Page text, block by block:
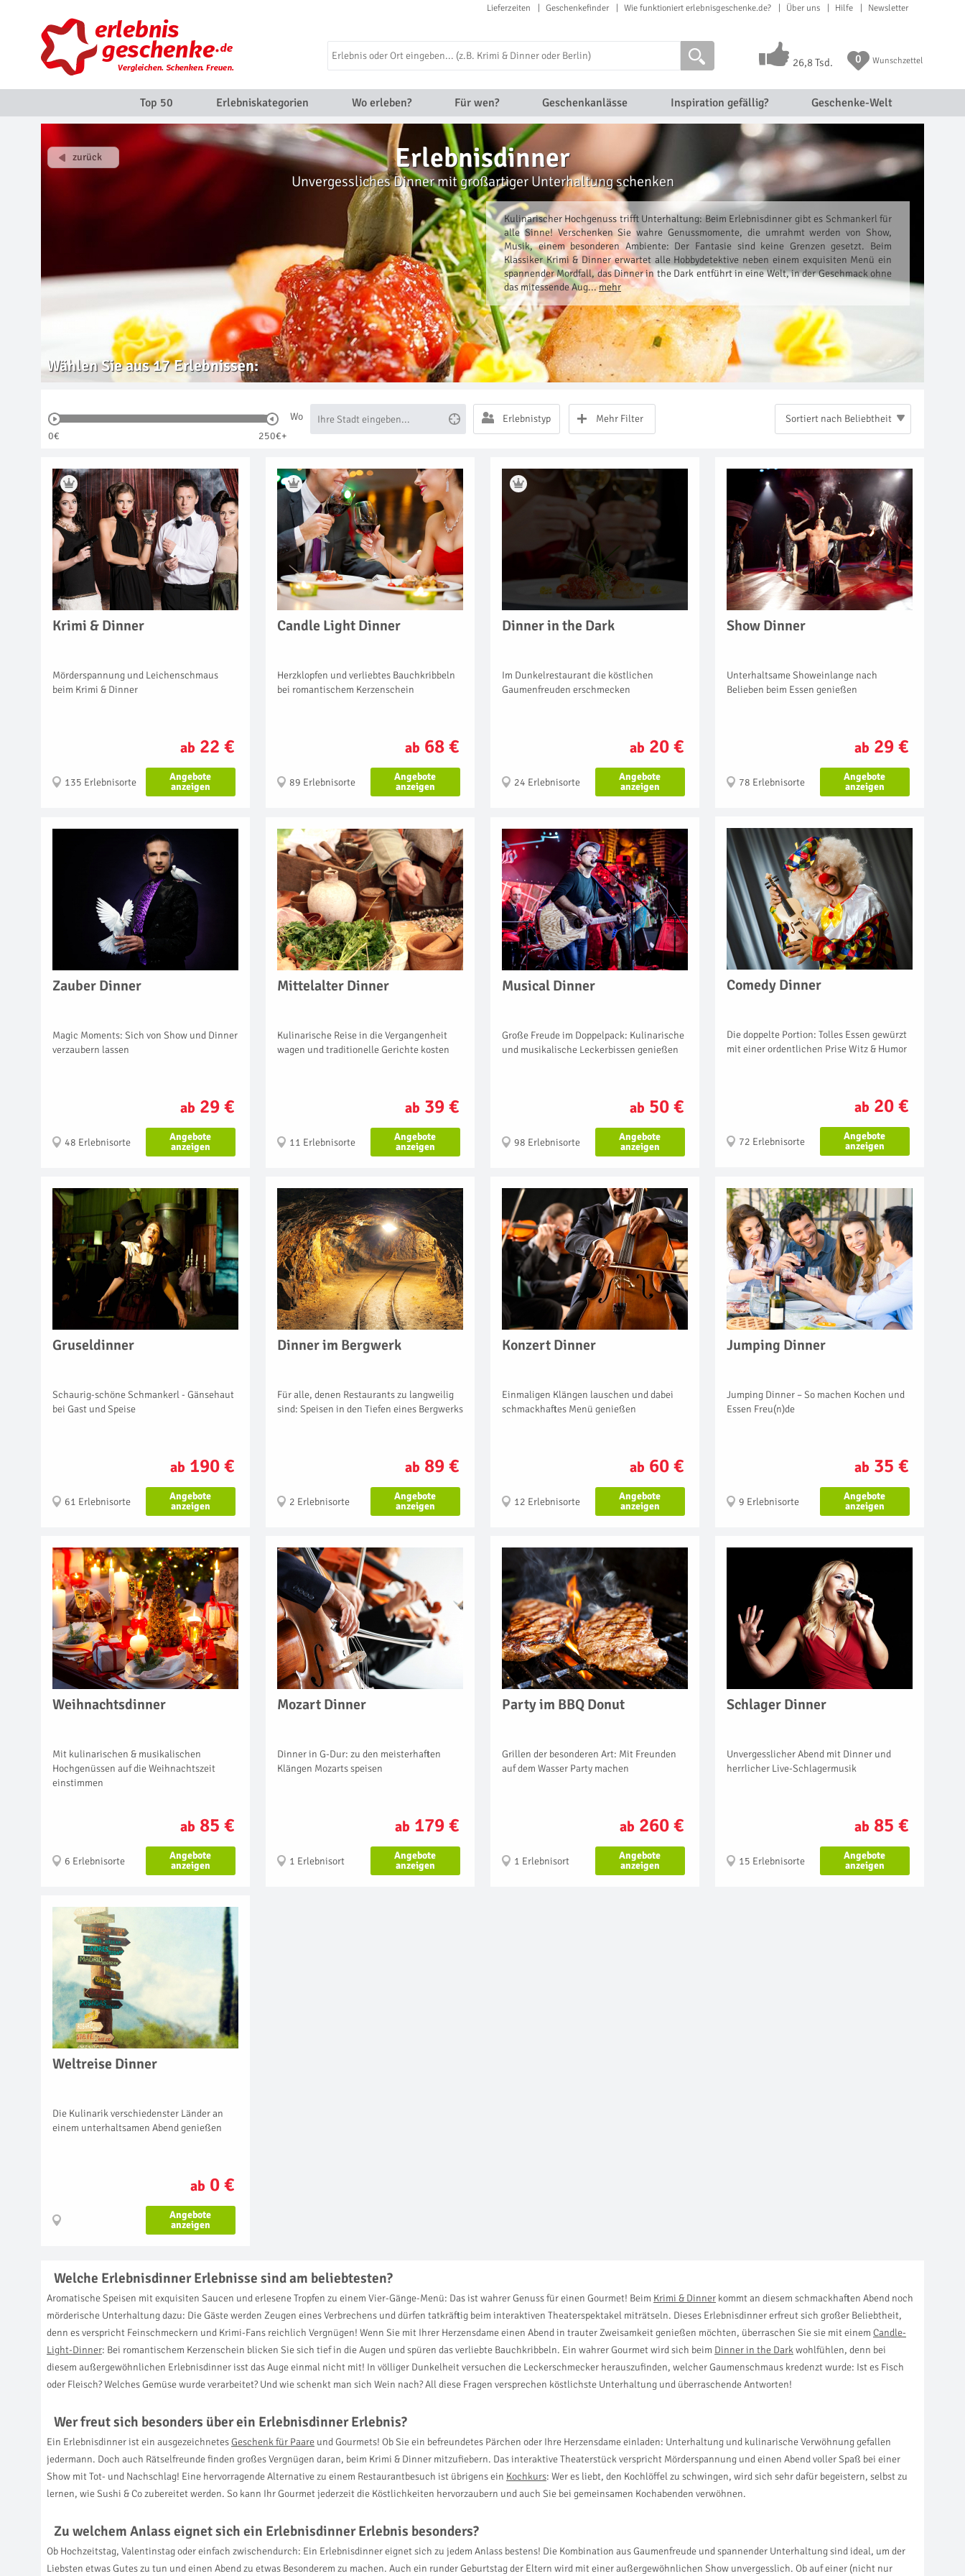
Lieferzeiten Geschenkefinder Wie funktioniert erlebnisgeschenke.de? Über uns Hilfe Newsletter
26,8 Tsd. 0 Wunschzettel
Top 50 Erlebniskategorien Wo erleben? Für wen? Geschenkanlässe Inspiration gefällig? Geschenke-Welt
Erlebnisdinner
Unvergessliches Dinner mit großartiger Unterhaltung schenken
Kulinarischer Hochgenuss trifft Unterhaltung: Beim Erlebnisdinner gibt es Schmankerl für
alle Sinne! Verschenken Sie wahre Genussmomente, die umrahmt werden von Show,
Musik, einem besonderen Ambiente: Der Fantasie sind keine Grenzen gesetzt. Beim
Klassiker Krimi & Dinner erwartet alle Hobbydetektive neben einem exquisiten Menü ein
spannender Mordfall, das Dinner in the Dark entführt in eine Welt, in der Geschmack ohne
das mitessende Aug...
Wählen Sie aus17Erlebnissen:
0€ 250€+
Wo Erlebnistyp Mehr Filter Sortiert nach Beliebtheit
Krimi & Dinner
Mörderspannung und Leichenschmaus
beim Krimi & Dinner
ab 22 €
135 Erlebnisorte
Angebote
anzeigen
Candle Light Dinner
Herzklopfen und verliebtes Bauchkribbeln
bei romantischem Kerzenschein
ab 68 €
89 Erlebnisorte
Angebote
anzeigen
Dinner in the Dark
Im Dunkelrestaurant die köstlichen
Gaumenfreuden erschmecken
ab 20 €
24 Erlebnisorte
Angebote
anzeigen
Show Dinner
Unterhaltsame Showeinlange nach
Belieben beim Essen genießen
ab 29 €
78 Erlebnisorte
Angebote
anzeigen
Zauber Dinner
Magic Moments: Sich von Show und Dinner
verzaubern lassen
ab 29 €
48 Erlebnisorte
Angebote
anzeigen
Mittelalter Dinner
Kulinarische Reise in die Vergangenheit
wagen und traditionelle Gerichte kosten
ab 39 €
11 Erlebnisorte
Angebote
anzeigen
Musical Dinner
Große Freude im Doppelpack: Kulinarische
und musikalische Leckerbissen genießen
ab 50 €
98 Erlebnisorte
Angebote
anzeigen
Comedy Dinner
Die doppelte Portion: Tolles Essen gewürzt
mit einer ordentlichen Prise Witz & Humor
ab 20 €
72 Erlebnisorte
Angebote
anzeigen
Gruseldinner
Schaurig-schöne Schmankerl - Gänsehaut
bei Gast und Speise
ab 190 €
61 Erlebnisorte
Angebote
anzeigen
Dinner im Bergwerk
Für alle, denen Restaurants zu langweilig
sind: Speisen in den Tiefen eines Bergwerks
ab 89 €
2 Erlebnisorte
Angebote
anzeigen
Konzert Dinner
Einmaligen Klängen lauschen und dabei
schmackhaftes Menü genießen
ab 60 €
12 Erlebnisorte
Angebote
anzeigen
Jumping Dinner
Jumping Dinner – So machen Kochen und
Essen Freu(n)de
ab 35 €
9 Erlebnisorte
Angebote
anzeigen
Weihnachtsdinner
Mit kulinarischen & musikalischen
Hochgenüssen auf die Weihnachtszeit
einstimmen
ab 85 €
6 Erlebnisorte
Angebote
anzeigen
Mozart Dinner
Dinner in G-Dur: zu den meisterhaften
Klängen Mozarts speisen
ab 179 €
1 Erlebnisort
Angebote
anzeigen
Party im BBQ Donut
Grillen der besonderen Art: Mit Freunden
auf dem Wasser Party machen
ab 260 €
1 Erlebnisort
Angebote
anzeigen
Schlager Dinner
Unvergesslicher Abend mit Dinner und
herrlicher Live-Schlagermusik
ab 85 €
15 Erlebnisorte
Angebote
anzeigen
Weltreise Dinner
Die Kulinarik verschiedenster Länder an
einem unterhaltsamen Abend genießen
ab 0 €
Angebote
anzeigen
Welche Erlebnisdinner Erlebnisse sind am beliebtesten?
Aromatische Speisen mit exquisiten Saucen und erlesene Tropfen zu einem Vier-Gänge-Menü: Das ist wahrer Genuss für einen Gourmet! Beim Krimi & Dinner kommt an diesem schmackhaften Abend noch
mörderische Unterhaltung dazu: Die Gäste werden Zeugen eines Verbrechens und dürfen tatkräftig beim interaktiven Theaterspektakel miträtseln. Dieses Erlebnisdinner erfreut sich großer Beliebtheit,
denn es verspricht Feinschmeckern und Krimi-Fans reichlich Vergnügen! Wenn Sie mit Ihrer Herzensdame einen Abend in trauter Zweisamkeit genießen möchten, überraschen Sie sie mit einem Candle-
Light-Dinner: Bei romantischem Kerzenschein blicken Sie sich tief in die Augen und spüren das verliebte Bauchkribbeln. Ein wahrer Gourmet wird sich beim Dinner in the Darkwohlfühlen, denn bei
diesem außergewöhnlichen Erlebnisdinner isst das Auge einmal nicht mit! In völliger Dunkelheit versuchen die Leckerschmecker herauszufinden, welcher Gaumenschmaus kredenzt wurde: Ist es Fisch
oder Fleisch? Welches Gemüse wurde verarbeitet? Und wie schenkt man sich Wein nach? All diese Fragen versprechen köstlichste Unterhaltung und überraschende Antworten!
Wer freut sich besonders über ein Erlebnisdinner Erlebnis?
Ein Erlebnisdinner ist ein ausgezeichnetesGeschenk für Paare und Gourmets! Ob Sie ein befreundetes Pärchen oder Ihre Herzensdame einladen: Unterhaltung und kulinarische Verwöhnung gefallen
jedermann. Doch auch Rätselfreunde finden großes Vergnügen daran, beim Krimi & Dinner mitzufiebern. Das interaktive Theaterstück verspricht Mörderspannung und einen Abend voller Spaß bei einer
Show mit Tot- und Nachschlag! Eine hervorragende Alternative zu einem Restaurantbesuch ist übrigens ein Kochkurs: Wer es liebt, den Kochlöffel zu schwingen, wird sich sehr dafür begeistern, selbst zu
lernen, wie Sushi & Co zubereitet werden. So kann Ihr Gourmet jederzeit die Köstlichkeiten hervorzaubern und auch Sie bei gemeinsamen Kochabenden verwöhnen.
Zu welchem Anlass eignet sich ein Erlebnisdinner Erlebnis besonders?
Ob Hochzeitstag, Valentinstag oder einfach zwischendurch: Ein Erlebnisdinner eignet sich zu jedem Anlass bestens! Die Kombination aus Gaumenfreude und spannender Unterhaltung sind ideal, um der
Liebsten etwas Gutes zu tun und einen Abend zu etwas Besonderem zu machen. Auch ein runder Geburtstag der Eltern wird mit einer außergewöhnlichen Show unvergesslich. Ob auf einer (nicht nur